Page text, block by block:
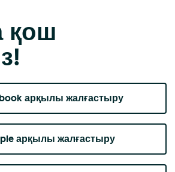
қош
арқылы жалғастыру
арқылы жалғастыру